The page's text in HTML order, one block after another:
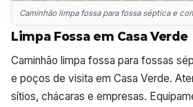
Caminhão limpa fossa para fossa séptica e
Limpa Fossa em Casa Verde
Caminhão limpa fossa para fossas
e poços de visita em Casa Verde.
sítios, chácaras e empresas.